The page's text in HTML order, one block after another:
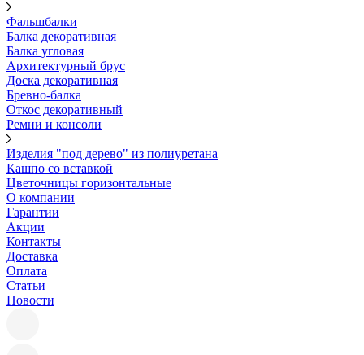
Фальшбалки
Балка декоративная
Балка угловая
Архитектурный брус
Доска декоративная
Бревно-балка
Откос декоративный
Ремни и консоли
Изделия "под дерево" из полиуретана
Кашпо со вставкой
Цветочницы горизонтальные
О компании
Гарантии
Акции
Контакты
Доставка
Оплата
Статьи
Новости